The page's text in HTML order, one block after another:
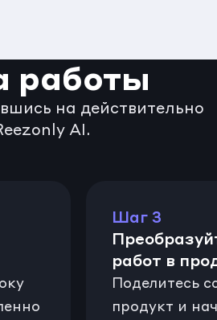
работы
на действительно
AI.
Шаг 3
работ в
Поделитесь
продукт и